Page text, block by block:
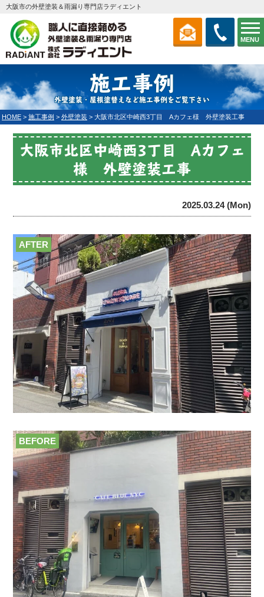
MENU
大阪市の外壁塗装＆雨漏り専門店ラディエント
施工事例
外壁塗装・屋根塗替えなど施工事例をご覧下さい
HOME > 施工事例 > 外壁塗装 > 大阪市北区中崎西3丁目 Aカフェ様 外壁塗装工事
大阪市北区中崎西3丁目 Aカフェ
様 外壁塗装工事
2025.03.24 (Mon)
AFTER
BEFORE